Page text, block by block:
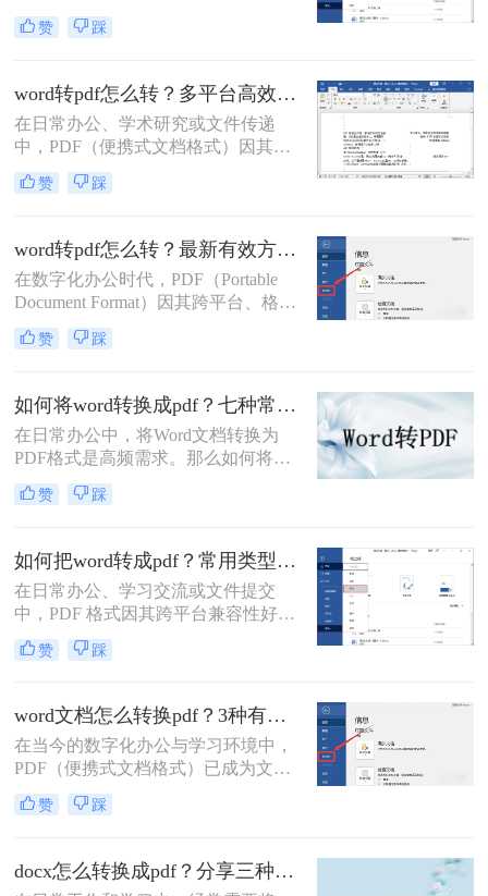
流、安全且高效的转换方法。
.docx) 转换为 PDF (Portable Document
Format) 格式是一项非常普遍且重要的
强、排版固定、易于打印、文件大小
相对可控以及良好的安全性而广受欢
迎。那么word怎么转pdf呢？本文将详
细介绍几种最常用、最便捷的 Word
转 PDF 方法，帮助你轻松应对各种转
换场景。
赞 踩
word转pdf怎么转？多平台高效转换方法详解！
在日常办公、学术研究或文件传递
中，PDF（便携式文档格式）因其跨
平台、格式固定、不易被篡改的特
性，已成为文件分发和归档的首选格
档编辑工具，我们经常需要将其编辑
好的文档转换为PDF。无论是为了提
交作业、发送简历，还是发布报告，
一个高质量的PDF转换至关重要。
赞 踩
word转pdf怎么转？最新有效方法全解析！
在数字化办公时代，PDF（Portable
Document Format）因其跨平台、格式
固定、不易被编辑的特性，已成为文
档分发、归档和打印的首选格式。而
容的主要工具。因此，将Word文档完
美地转换为PDF，是一项几乎每个人
都会遇到的核心需求。
赞 踩
如何将word转换成pdf？七种常用方法深度解析！
在日常办公中，将Word文档转换为
PDF格式是高频需求。那么如何将
word转换成pdf呢？本文综合七种主流
转换方式，助您根据实际需求选择最
赞 踩
如何把word转成pdf？常用类型方法解析！
在日常办公、学习交流或文件提交
中，PDF 格式因其跨平台兼容性好、
格式不易被随意修改、体积相对可
控、安全性较高等特点，成为文件分
Word (.docx 或 .doc) 则是我们最常使
用的文档编辑工具。因此，将 Word
文档高效、准确地转换为 PDF 就成了
必备技能。
赞 踩
word文档怎么转换pdf？3种有效方法详解！
在当今的数字化办公与学习环境中，
PDF（便携式文档格式）已成为文件
分发、打印和归档的事实标准。它能
够完美保留原始文档的格式、字体和
效果都完全一致。相比之下，Word文
档则可能因软件版本、字体缺失或设
赞 踩
docx怎么转换成pdf？分享三种常见转换方法！